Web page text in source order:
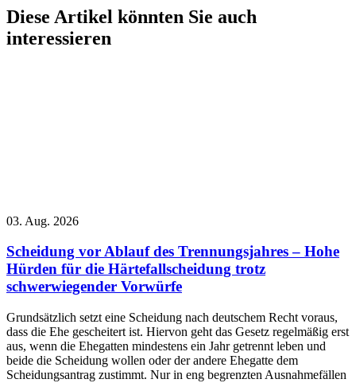
Diese Artikel könnten Sie auch
interessieren
03. Aug. 2026
Scheidung vor Ablauf des Trennungsjahres – Hohe
Hürden für die Härtefallscheidung trotz
schwerwiegender Vorwürfe
Grundsätzlich setzt eine Scheidung nach deutschem Recht voraus,
dass die Ehe gescheitert ist. Hiervon geht das Gesetz regelmäßig erst
aus, wenn die Ehegatten mindestens ein Jahr getrennt leben und
beide die Scheidung wollen oder der andere Ehegatte dem
Scheidungsantrag zustimmt. Nur in eng begrenzten Ausnahmefällen